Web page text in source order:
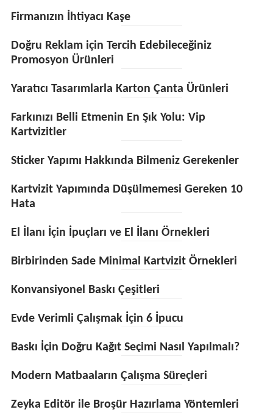
Firmanızın İhtiyacı Kaşe
Doğru Reklam için Tercih Edebileceğiniz
Promosyon Ürünleri
Yaratıcı Tasarımlarla Karton Çanta Ürünleri
Farkınızı Belli Etmenin En Şık Yolu: Vip
Kartvizitler
Sticker Yapımı Hakkında Bilmeniz Gerekenler
Kartvizit Yapımında Düşülmemesi Gereken 10
Hata
El İlanı İçin İpuçları ve El İlanı Örnekleri
Birbirinden Sade Minimal Kartvizit Örnekleri
Konvansiyonel Baskı Çeşitleri
Evde Verimli Çalışmak İçin 6 İpucu
Baskı İçin Doğru Kağıt Seçimi Nasıl Yapılmalı?
Modern Matbaaların Çalışma Süreçleri
Zeyka Editör ile Broşür Hazırlama Yöntemleri